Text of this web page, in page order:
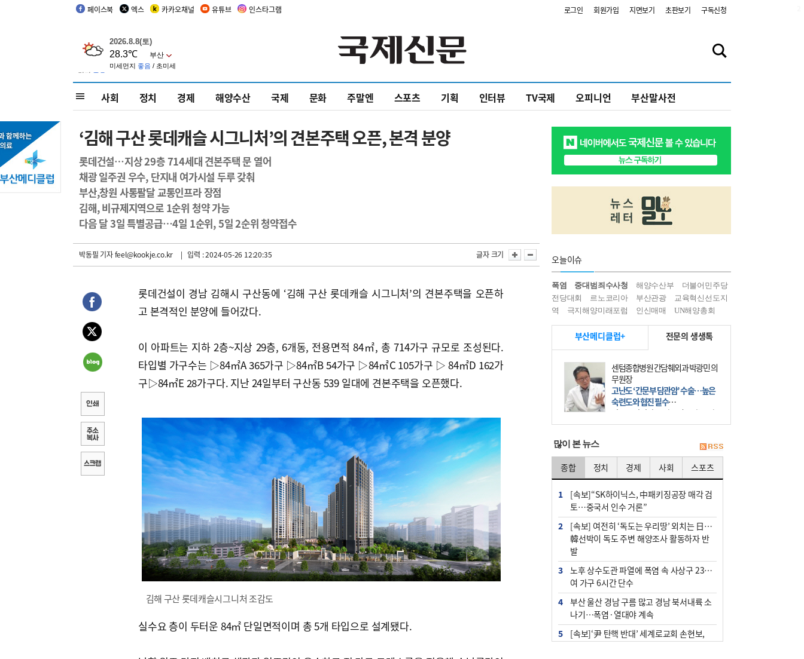
페이스북 엑스 카카오채널 유튜브 인스타그램 로그인 회원가입 지면보기 초판보기 구독신청
사회 정치 경제 해양수산 국제 문화 주말엔 스포츠 기획 인터뷰 TV국제 오피니언 부산말사전
‘김해 구산 롯데캐슬 시그니처’의 견본주택 오픈, 본격 분양
롯데건설…지상 29층 714세대 견본주택 문 열어
채광 일주권 우수, 단지내 여가시설 두루 갖춰
부산,창원 사통팔달 교통인프라 장점
김해, 비규제지역으로 1순위 청약 가능
다음 달 3일 특별공급…4일 1순위, 5일 2순위 청약접수
박동필 기자feel@kookje.co.kr | 입력 : 2024-05-26 12:20:35 글자 크기
롯데건설이 경남 김해시 구산동에 ‘김해 구산 롯데캐슬 시그니처’의 견본주택을 오픈하
고 본격적인 분양에 들어갔다.
이 아파트는 지하 2층~지상 29층, 6개동, 전용면적 84㎡, 총 714가구 규모로 조성된다.
타입별 가구수는 ▷84㎡A 365가구 ▷84㎡B 54가구 ▷84㎡C 105가구 ▷ 84㎡D 162가
구▷84㎡E 28가구다. 지난 24일부터 구산동 539 일대에 견본주택을 오픈했다.
김해 구산 롯데캐슬시그니처 조감도
실수요 층이 두터운 84㎡ 단일면적이며 총 5개 타입으로 설계됐다.
오늘이슈
폭염 중대범죄수사청 해양수산부
더불어민주당
전당대회
르노코리아 부산관광
교육혁신선도지
역
극지해양미래포럼 인신매매 UN해양총회
부산메디클럽+ 전문의 생생톡
센텀종합병원 간담췌외과 박광민 의
무원장
고난도 ‘간문부 담관암’ 수술…높은
숙련도와 협진 필수
간문부 담관암(클라츠킨 종양)은 좌
우 간에서 나오는, 담관(담즙 배출 경
部)’에 생기는 악성 종양이다. 간동맥
문맥 림프절 담
많이 본 뉴스
종합 정치 경제 사회 스포츠
1
[속보]“SK하이닉스, 中패키징공장 매각 검
토…중국서 인수 거론”
2
[속보] 여전히 ‘독도는 우리땅’ 외치는 日…
韓선박이 독도 주변 해양조사 활동하자 반
발
3
노후 상수도관 파열에 폭염 속 사상구 2300
여 가구 6시간 단수
4
부산 울산 경남 구름 많고 경남 북서내륙 소
나기…폭염·열대야 계속
5
[속보]‘尹 탄핵 반대’ 세계로교회 손현보,